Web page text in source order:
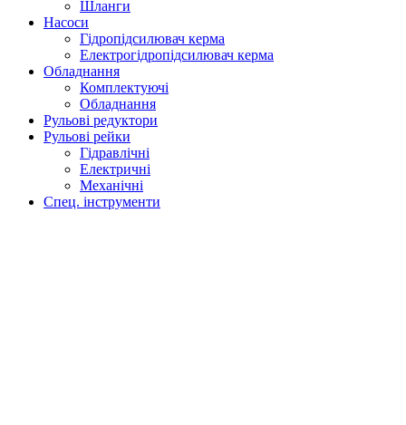
Шланги
Насоси
Гідропідсилювач керма
Електрогідропідсилювач керма
Обладнання
Комплектуючі
Обладнання
Рульові редуктори
Рульові рейки
Гідравлічні
Електричні
Механічні
Спец. інструменти